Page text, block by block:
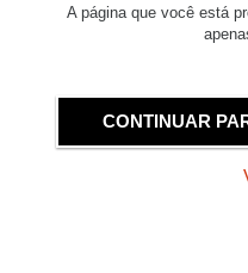
A página que você está
CONTINUAR